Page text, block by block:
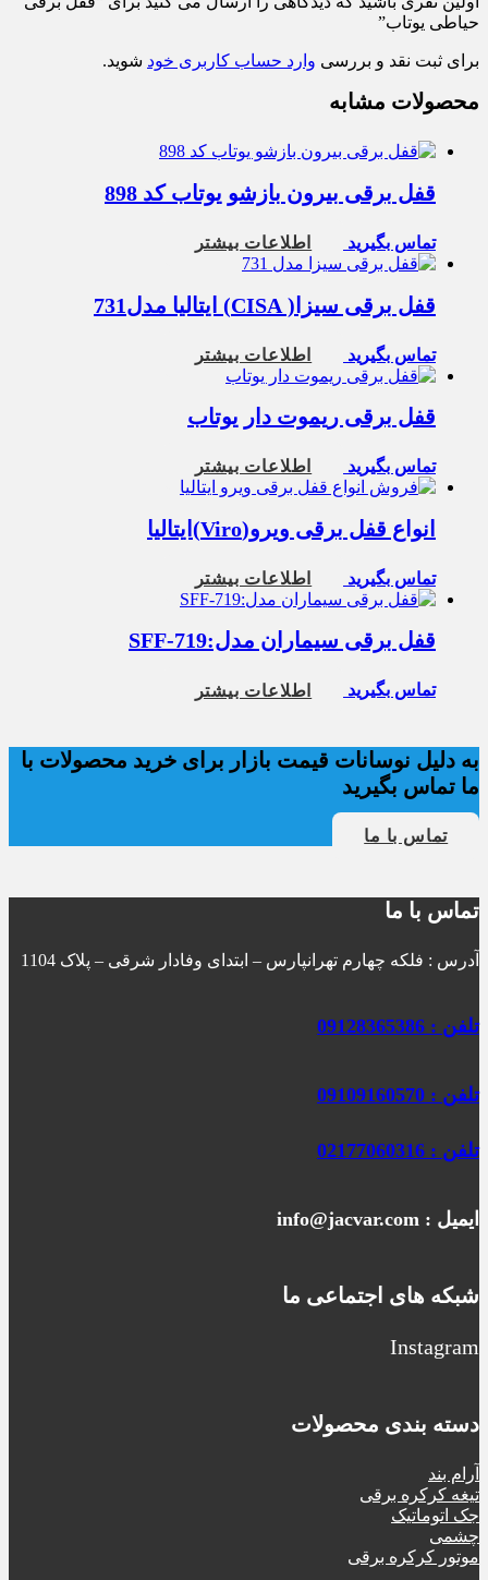
حیاطی یوتاب”
برای ثبت نقد و بررسی وارد حساب کاربری خود شوید.
محصولات مشابه
قفل برقی بیرون بازشو یوتاب کد 898
تماس بگیرید اطلاعات بیشتر
قفل برقی سیزا( CISA) ایتالیا مدل731
تماس بگیرید اطلاعات بیشتر
قفل برقی ریموت دار یوتاب
تماس بگیرید اطلاعات بیشتر
انواع قفل برقی ویرو(Viro)ایتالیا
تماس بگیرید اطلاعات بیشتر
قفل برقی سیماران مدل:SFF-719
تماس بگیرید اطلاعات بیشتر
به دلیل نوسانات قیمت بازار برای خرید محصولات با
ما تماس بگیرید
تماس با ما
تماس با ما
آدرس : فلکه چهارم تهرانپارس – ابتدای وفادار شرقی – پلاک 1104
تلفن : 09128365386
تلفن : 09109160570
تلفن : 02177060316
ایمیل : info@jacvar.com
شبکه های اجتماعی ما
Instagram
دسته بندی محصولات
آرام بند
تیغه کرکره برقی
جک اتوماتیک
چشمی
موتور کرکره برقی